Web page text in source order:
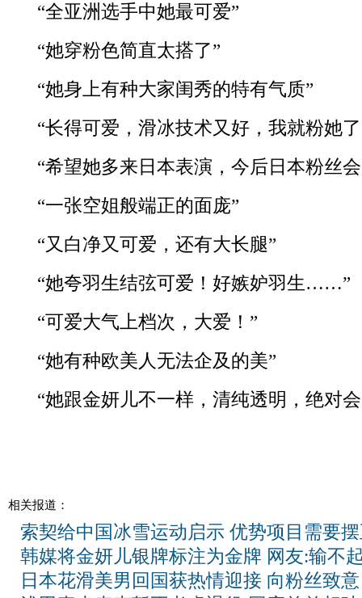
“全亚洲选手中她最可爱”
“她穿粉色简直太搭了”
“她身上有种大家闺秀的特有气质”
“长得可爱，滑冰技术又好，我就粉她了
“希望她多来日本表演，今后日本粉丝会
“一张空姐般端正的面庞”
“又白净又可爱，还有大长腿”
“她夸羽生结弦可爱！好嫉妒羽生……”
“可爱大气上档次，大爱！”
“她有种欧美人无法企及的美”
“她跟金妍儿不一样，清纯透明，绝对会
相关报道：
索契给中国冰雪运动启示 优势项目需要
韩媒将金妍儿银牌标注为金牌 网友:输不
日本花滑美男回国获热情迎接 向粉丝致意